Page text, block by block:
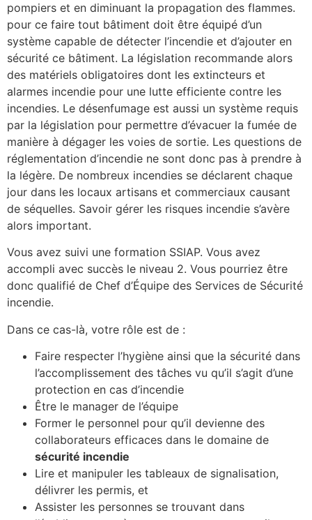
pompiers et en diminuant la propagation des flammes.
pour ce faire tout bâtiment doit être équipé d’un
système capable de détecter l’incendie et d’ajouter en
sécurité ce bâtiment. La législation recommande alors
des matériels obligatoires dont les extincteurs et
alarmes incendie pour une lutte efficiente contre les
incendies. Le désenfumage est aussi un système requis
par la législation pour permettre d’évacuer la fumée de
manière à dégager les voies de sortie. Les questions de
réglementation d’incendie ne sont donc pas à prendre à
la légère. De nombreux incendies se déclarent chaque
jour dans les locaux artisans et commerciaux causant
de séquelles. Savoir gérer les risques incendie s’avère
alors important.
Vous avez suivi une formation SSIAP. Vous avez
accompli avec succès le niveau 2. Vous pourriez être
donc qualifié de Chef d’Équipe des Services de Sécurité
incendie.
Dans ce cas-là, votre rôle est de :
Faire respecter l’hygiène ainsi que la sécurité dans
l’accomplissement des tâches vu qu’il s’agit d’une
protection en cas d’incendie
Être le manager de l’équipe
Former le personnel pour qu’il devienne des
collaborateurs efficaces dans le domaine de
sécurité incendie
Lire et manipuler les tableaux de signalisation,
délivrer les permis, et
Assister les personnes se trouvant dans